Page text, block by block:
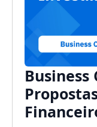
Business